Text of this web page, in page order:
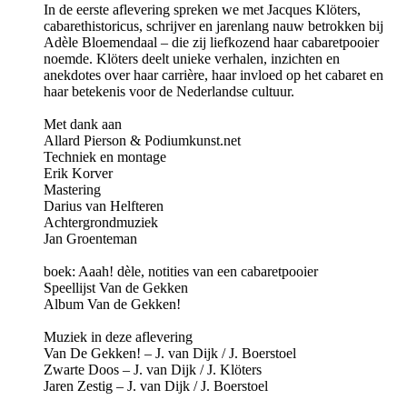
In de eerste aflevering spreken we met Jacques Klöters,
cabarethistoricus, schrijver en jarenlang nauw betrokken bij
Adèle Bloemendaal – die zij liefkozend haar cabaretpooier
noemde. Klöters deelt unieke verhalen, inzichten en
anekdotes over haar carrière, haar invloed op het cabaret en
haar betekenis voor de Nederlandse cultuur.
Met dank aan
Allard Pierson & Podiumkunst.net
Techniek en montage
Erik Korver
Mastering
Darius van Helfteren
Achtergrondmuziek
Jan Groenteman
boek: Aaah! dèle, notities van een cabaretpooier
Speellijst Van de Gekken
Album Van de Gekken!
Muziek in deze aflevering
Van De Gekken! – J. van Dijk / J. Boerstoel
Zwarte Doos – J. van Dijk / J. Klöters
Jaren Zestig – J. van Dijk / J. Boerstoel